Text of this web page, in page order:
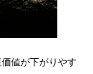
値が下がりやす